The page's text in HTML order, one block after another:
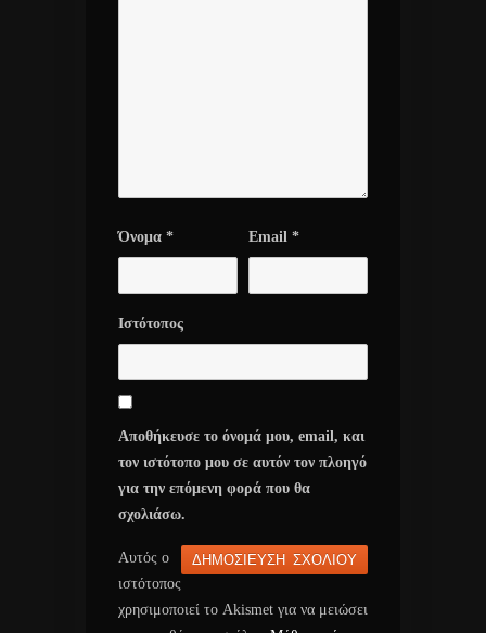
Όνομα * Email *
Ιστότοπος
Αποθήκευσε το όνομά μου, email, και
τον ιστότοπο μου σε αυτόν τον πλοηγό
για την επόμενη φορά που θα
σχολιάσω.
Αυτός ο
ιστότοπος
χρησιμοποιεί το Akismet για να μειώσει